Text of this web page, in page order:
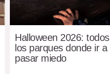
Halloween 2026: todos
los parques donde ir a
pasar miedo